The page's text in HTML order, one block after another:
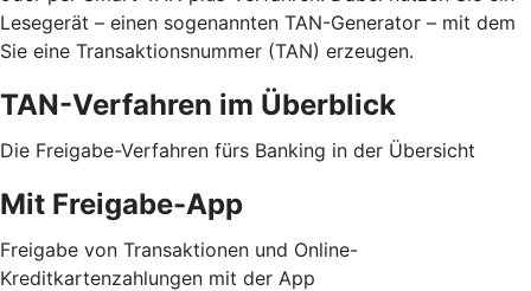
Lesegerät – einen sogenannten TAN-Generator – mit dem
Sie eine Transaktionsnummer (TAN) erzeugen.
TAN-Verfahren im Überblick
Die Freigabe-Verfahren fürs Banking in der Übersicht
Mit Freigabe-App
Freigabe von Transaktionen und Online-
Kreditkartenzahlungen mit der App